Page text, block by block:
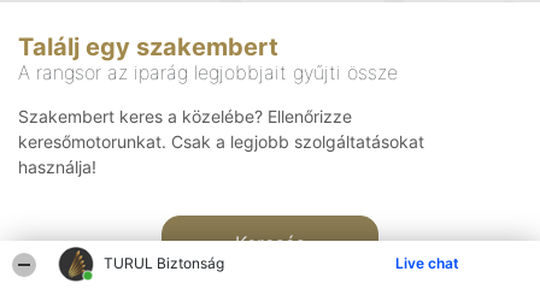
TURUL Biztonság Live chat
Találj egy szakembert
A rangsor az iparág legjobbjait gyűjti össze
Szakembert keres a közelébe? Ellenőrizze
keresőmotorunkat. Csak a legjobb szolgáltatásokat
használja!
Keresés